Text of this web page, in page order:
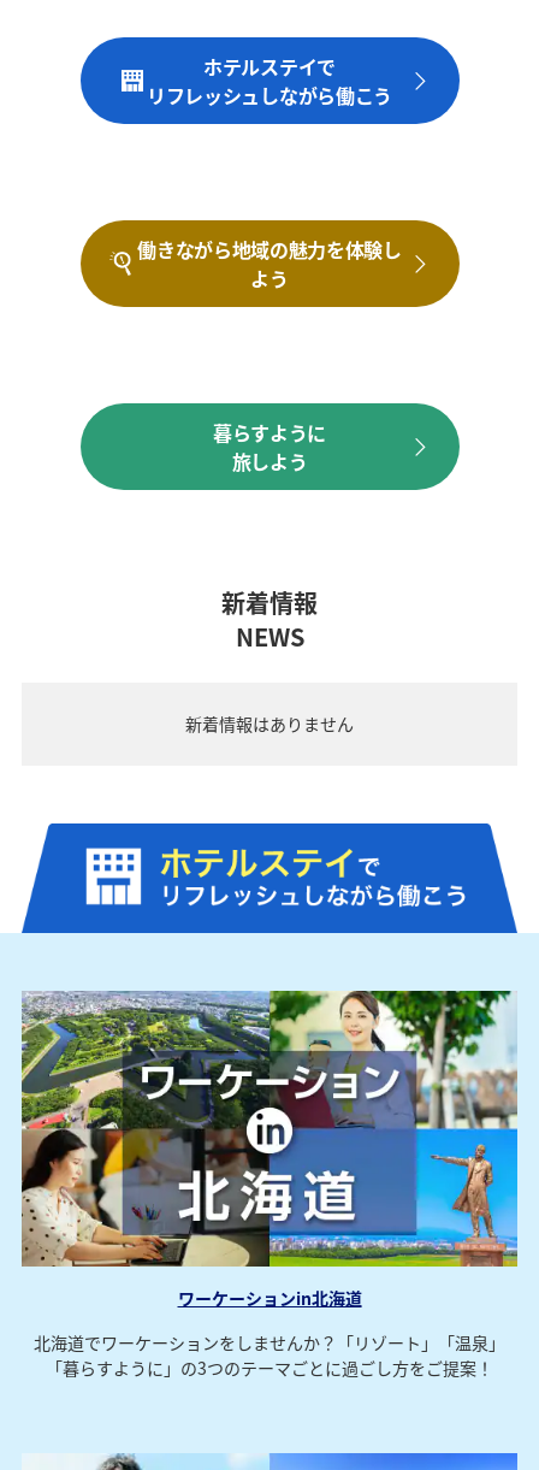
ホテルステイで
リフレッシュしながら働こう
働きながら地域の魅力を体験し
よう
暮らすように
旅しよう
新着情報
NEWS
新着情報はありません
ワーケーションin北海道
北海道でワーケーションをしませんか？「リゾート」「温泉」
「暮らすように」の3つのテーマごとに過ごし方をご提案！